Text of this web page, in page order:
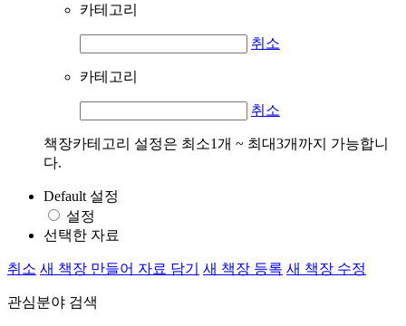
카테고리
취소
카테고리
취소
책장카테고리 설정은 최소1개 ~ 최대3개까지 가능합니
다.
Default 설정
설정
선택한 자료
취소 새 책장 만들어 자료 담기 새 책장 등록 새 책장 수정
관심분야 검색